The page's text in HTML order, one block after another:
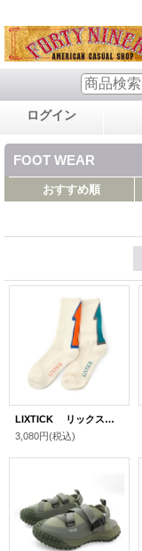
ログイン
FOOT WEAR
おすすめ順
LIXTICK リックスティック ソックス " ARROW SOX" [BLU/SAL]
3,080円(税込)